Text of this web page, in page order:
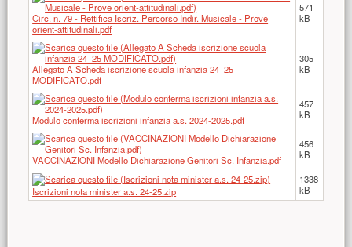
Circ. n. 79 - Rettifica Iscriz. Percorso Indir. Musicale - Prove
orient-attitudinali.pdf
571
kB
Allegato A Scheda iscrizione scuola infanzia 24_25
MODIFICATO.pdf
305
kB
Modulo conferma iscrizioni infanzia a.s. 2024-2025.pdf
457
kB
VACCINAZIONI Modello Dichiarazione Genitori Sc. Infanzia.pdf
456
kB
Iscrizioni nota minister a.s. 24-25.zip
1338
kB